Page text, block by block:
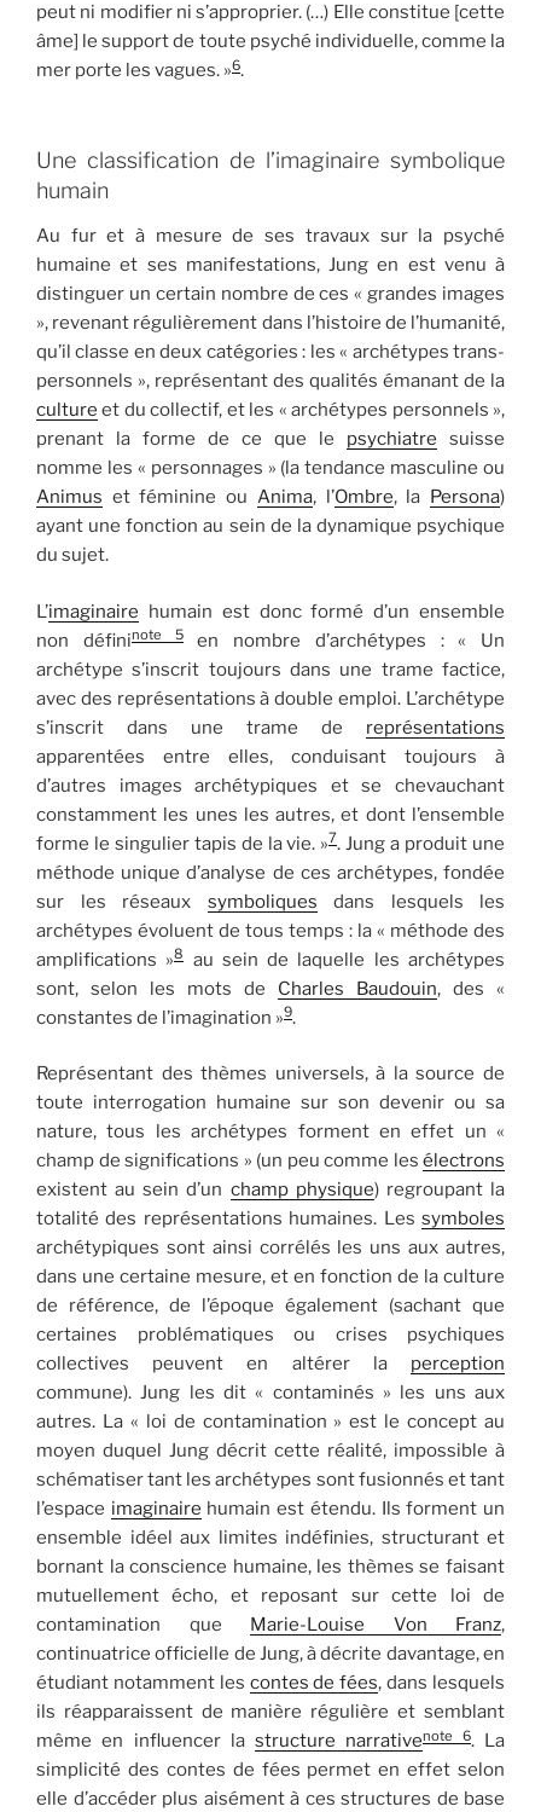
peut ni modifier ni s’approprier. (…) Elle constitue [cette
âme] le support de toute psyché individuelle, comme la
mer porte les vagues. »6.
Une classification de l’imaginaire symbolique
humain
Au fur et à mesure de ses travaux sur la psyché
humaine et ses manifestations, Jung en est venu à
distinguer un certain nombre de ces « grandes images
», revenant régulièrement dans l’histoire de l’humanité,
qu’il classe en deux catégories : les « archétypes trans-
personnels », représentant des qualités émanant de la
culture et du collectif, et les « archétypes personnels »,
prenant la forme de ce que le psychiatre suisse
nomme les « personnages » (la tendance masculine ou
Animus et féminine ou Anima, l’Ombre, la Persona)
ayant une fonction au sein de la dynamique psychique
du sujet.
L’imaginaire humain est donc formé d’un ensemble
non défininote 5en nombre d’archétypes : « Un
archétype s’inscrit toujours dans une trame factice,
avec des représentations à double emploi. L’archétype
s’inscrit dans une trame de représentations
apparentées entre elles, conduisant toujours à
d’autres images archétypiques et se chevauchant
constamment les unes les autres, et dont l’ensemble
forme le singulier tapis de la vie. »7. Jung a produit une
méthode unique d’analyse de ces archétypes, fondée
sur les réseaux symboliques dans lesquels les
archétypes évoluent de tous temps : la « méthode des
amplifications »8
au sein de laquelle les archétypes
sont, selon les mots de Charles Baudouin, des «
constantes de l’imagination »9.
Représentant des thèmes universels, à la source de
toute interrogation humaine sur son devenir ou sa
nature, tous les archétypes forment en effet un «
champ de significations » (un peu comme les électrons
existent au sein d’un champ physique) regroupant la
totalité des représentations humaines. Les symboles
archétypiques sont ainsi corrélés les uns aux autres,
dans une certaine mesure, et en fonction de la culture
de référence, de l’époque également (sachant que
certaines problématiques ou crises psychiques
collectives peuvent en altérer la perception
commune). Jung les dit « contaminés » les uns aux
autres. La « loi de contamination » est le concept au
moyen duquel Jung décrit cette réalité, impossible à
schématiser tant les archétypes sont fusionnés et tant
l’espace imaginaire humain est étendu. Ils forment un
ensemble idéel aux limites indéfinies, structurant et
bornant la conscience humaine, les thèmes se faisant
mutuellement écho, et reposant sur cette loi de
contamination que Marie-Louise Von Franz,
continuatrice officielle de Jung, à décrite davantage, en
étudiant notamment les contes de fées, dans lesquels
ils réapparaissent de manière régulière et semblant
même en influencer lastructure narrativenote 6. La
simplicité des contes de fées permet en effet selon
elle d’accéder plus aisément à ces structures de base